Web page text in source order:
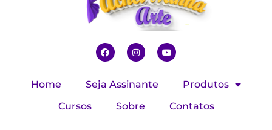
Home Seja Assinante
Produtos
Cursos
Sobre Contatos